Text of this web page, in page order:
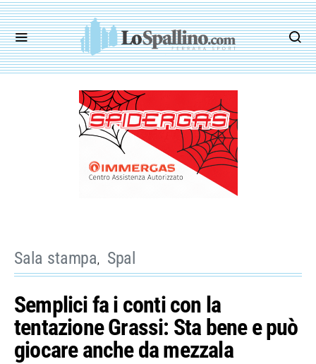
Sala stampa Spal
Semplici fa i conti con la
tentazione Grassi: Sta bene e può
giocare anche da mezzala